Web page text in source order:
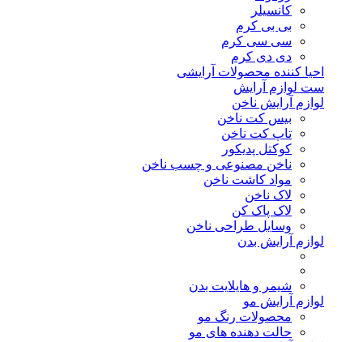
کانسیلر
بی بی کرم
سی سی کرم
دی دی کرم
احیا کننده محصولات آرایشی
ست لوازم آرایش
لوازم آرایش ناخن
بیس کت ناخن
تاپ کت ناخن
کوکتل پدیکور
ناخن مصنوعی و چسب ناخن
مواد کاشت ناخن
لاک ناخن
لاک پاک کن
وسایل طراحی ناخن
لوازم آرایش بدن
شیمر و هایلایت بدن
لوازم آرایش مو
محصولات رنگ مو
حالت دهنده های مو